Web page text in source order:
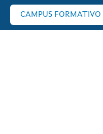
CAMPUS FORMATIVO